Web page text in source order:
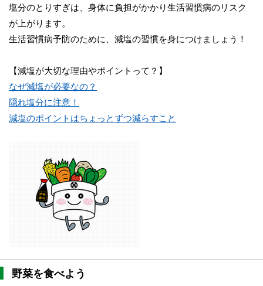
塩分のとりすぎは、身体に負担がかかり生活習慣病のリスク
が上がります。
生活習慣病予防のために、減塩の習慣を身につけましょう！
【減塩が大切な理由やポイントって？】
なぜ減塩が必要なの？
隠れ塩分に注意！
減塩のポイントはちょっとずつ減らすこと
野菜を食べよう